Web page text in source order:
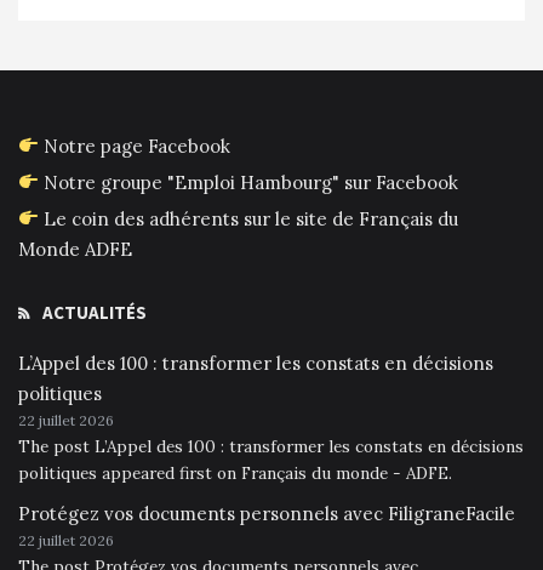
Notre page Facebook
Notre groupe "Emploi Hambourg" sur Facebook
Le coin des adhérents sur le site de Français du
Monde ADFE
ACTUALITÉS
L’Appel des 100 : transformer les constats en décisions
politiques
22 juillet 2026
The post L’Appel des 100 : transformer les constats en décisions
politiques appeared first on Français du monde - ADFE.
Protégez vos documents personnels avec FiligraneFacile
22 juillet 2026